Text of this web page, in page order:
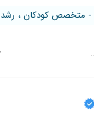
متخصص کودکان ،